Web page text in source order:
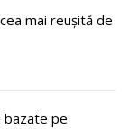
mai reușită de
bazate pe